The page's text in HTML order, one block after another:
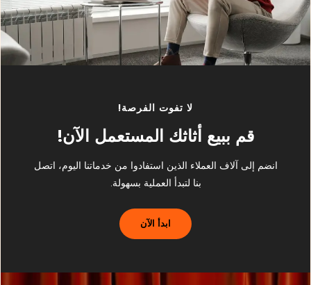
لا تفوت الفرصة!
قم ببيع أثاثك المستعمل الآن!
انضم إلى آلاف العملاء الذين استفادوا من خدماتنا اليوم، اتصل
بنا لتبدأ العملية بسهولة.
ابدأ الآن